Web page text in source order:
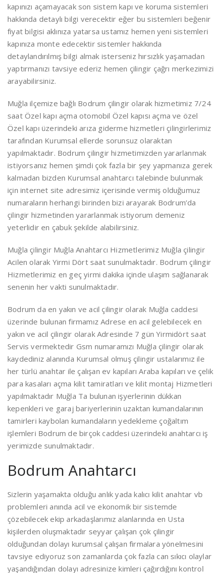
kapınızı açamayacak son sistem kapı ve koruma sistemleri
hakkında detaylı bilgi verecektir eğer bu sistemleri beğenir
fiyat bilgisi aklınıza yatarsa ustamız hemen yeni sistemleri
kapınıza monte edecektir sistemler hakkında
detaylandırılmış bilgi almak isterseniz hırsızlık yaşamadan
yaptırmanızı tavsiye ederiz hemen çilingir çağrı merkezimizi
arayabilirsiniz.
Muğla ilçemize bağlı Bodrum çilingir olarak hizmetimiz 7/24
saat Özel kapı açma otomobil Özel kapısı açma ve özel
Özel kapı üzerindeki arıza giderme hizmetleri çilingirlerimiz
tarafından Kurumsal ellerde sorunsuz olaraktan
yapılmaktadır. Bodrum çilingir hizmetimizden yararlanmak
istiyorsanız hemen şimdi çok fazla bir şey yapmanıza gerek
kalmadan bizden Kurumsal anahtarcı talebinde bulunmak
için internet site adresimiz içerisinde vermiş olduğumuz
numaraların herhangi birinden bizi arayarak Bodrum’da
çilingir hizmetinden yararlanmak istiyorum demeniz
yeterlidir en çabuk şekilde alabilirsiniz.
Muğla çilingir Muğla Anahtarcı Hizmetlerimiz Muğla çilingir
Acilen olarak Yirmi Dört saat sunulmaktadır. Bodrum çilingir
Hizmetlerimiz en geç yirmi dakika içinde ulaşım sağlanarak
senenin her vakti sunulmaktadır.
Bodrum da en yakın ve acil çilingir olarak Muğla caddesi
üzerinde bulunan firmamız Adrese en acil gelebilecek en
yakın ve acil çilingir olarak Adresinde 7 gün Yirmidört saat
Servis vermektedir Gsm numaramızı Muğla çilingir olarak
kaydediniz alanında Kurumsal olmuş çilingir ustalarımız ile
her türlü anahtar ile çalışan ev kapıları Araba kapıları ve çelik
para kasaları açma kilit tamiratları ve kilit montaj Hizmetleri
yapılmaktadır Muğla Ta bulunan işyerlerinin dükkan
kepenkleri ve garaj bariyerlerinin uzaktan kumandalarının
tamirleri kaybolan kumandaların yedekleme çoğaltım
işlemleri Bodrum de birçok caddesi üzerindeki anahtarcı iş
yerimizde sunulmaktadır.
Bodrum Anahtarcı
Sizlerin yaşamakta olduğu anlık yada kalıcı kilit anahtar vb
problemleri anında acil ve ekonomik bir sistemde
çözebilecek ekip arkadaşlarımız alanlarında en Usta
kişilerden oluşmaktadır seyyar çalışan çok çilingir
olduğundan dolayı kurumsal çalışan firmalara yönelmesini
tavsiye ediyoruz son zamanlarda çok fazla can sıkıcı olaylar
yaşandığından dolayı adresinize kimleri çağırdığını kontrol